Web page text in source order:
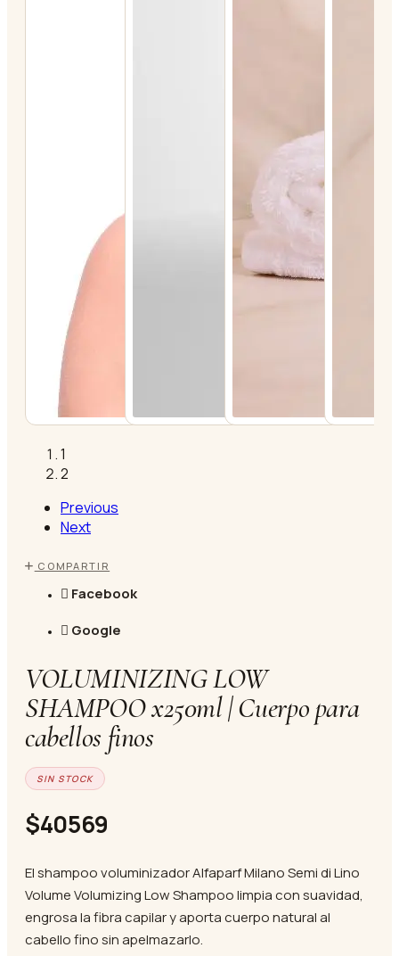
1
2
Previous
Next
COMPARTIR
Facebook
Google
VOLUMINIZING LOW
SHAMPOO x250ml | Cuerpo para
cabellos finos
SIN STOCK
$40569
El shampoo voluminizador Alfaparf Milano Semi di Lino
Volume Volumizing Low Shampoo limpia con suavidad,
engrosa la fibra capilar y aporta cuerpo natural al
cabello fino sin apelmazarlo.